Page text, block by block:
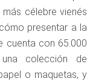
célebre vienés
presentar a la
cuenta con 65.000
colección de
o maquetas, y